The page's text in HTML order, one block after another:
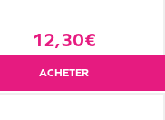
12,30€
ACHETER